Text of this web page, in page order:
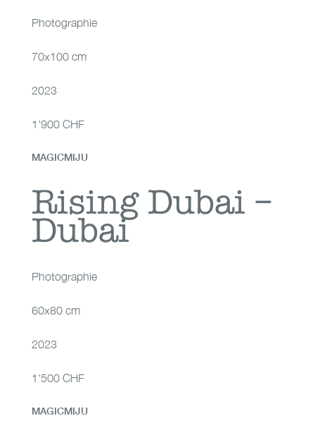
Photographie
70x100 cm
2023
1'900 CHF
Rising Dubai – Dubai
MAGICMIJU
Rising Dubai –
Dubai
Photographie
60x80 cm
2023
1'500 CHF
MAGICMIJU